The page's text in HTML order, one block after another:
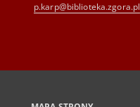
p.karp@biblioteka.zgora.pl